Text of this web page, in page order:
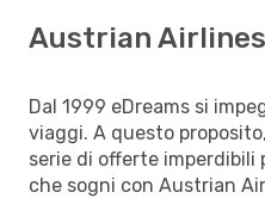
Austrian Airlines
Dal 1999 eDreams si
viaggi. A questo
serie di offerte imperdibili
che sogni con Austrian